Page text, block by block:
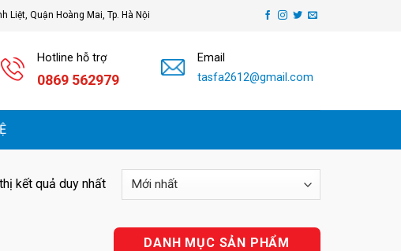
Liệt, Quận Hoàng Mai, Tp. Hà Nội
Hotline hỗ trợ
0869 562979
Email
tasfa2612@gmail.com
kết quả duy nhất
DANH MỤC SẢN PHẨM